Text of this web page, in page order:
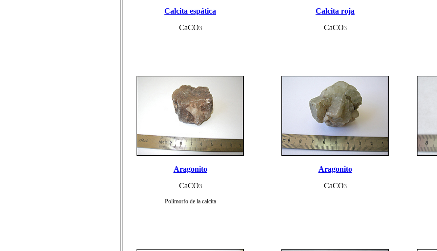
Calcita espática
CaCO3
Calcita roja
CaCO3
Aragonito
CaCO3
Polimorfo de la calcita
Aragonito
CaCO3